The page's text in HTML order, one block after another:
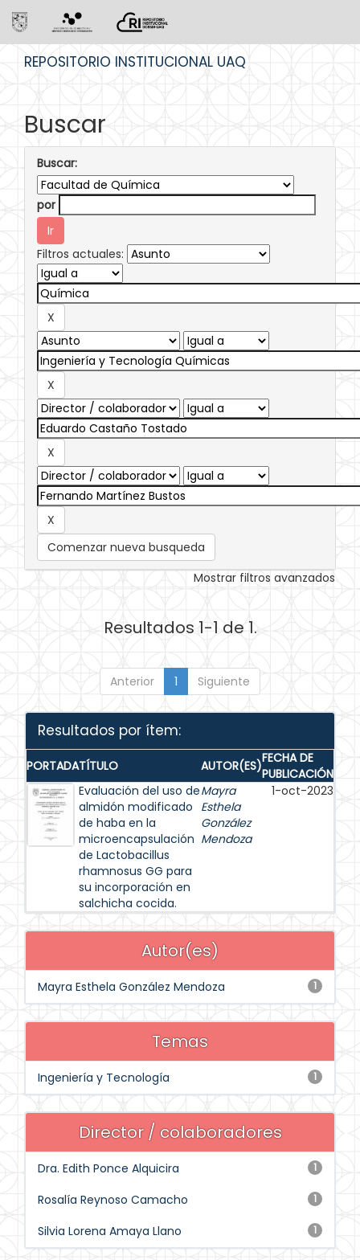
REPOSITORIO INSTITUCIONAL UAQ
Buscar
Buscar:
por
Filtros actuales:
Comenzar nueva busqueda
Mostrar filtros avanzados
Resultados 1-1 de 1.
Anterior 1 Siguiente
Resultados por ítem:
PORTADATÍTULO AUTOR(ES)FECHA DE
PUBLICACIÓN
Evaluación del uso de
almidón modificado
de haba en la
microencapsulación
de Lactobacillus
rhamnosus GG para
su incorporación en
salchicha cocida.
Mayra
Esthela
González
Mendoza
1-oct-2023
Autor(es)
1
Mayra Esthela González Mendoza
Temas
1
Ingeniería y Tecnología
Director / colaboradores
1
Dra. Edith Ponce Alquicira
1
Rosalía Reynoso Camacho
1
Silvia Lorena Amaya Llano